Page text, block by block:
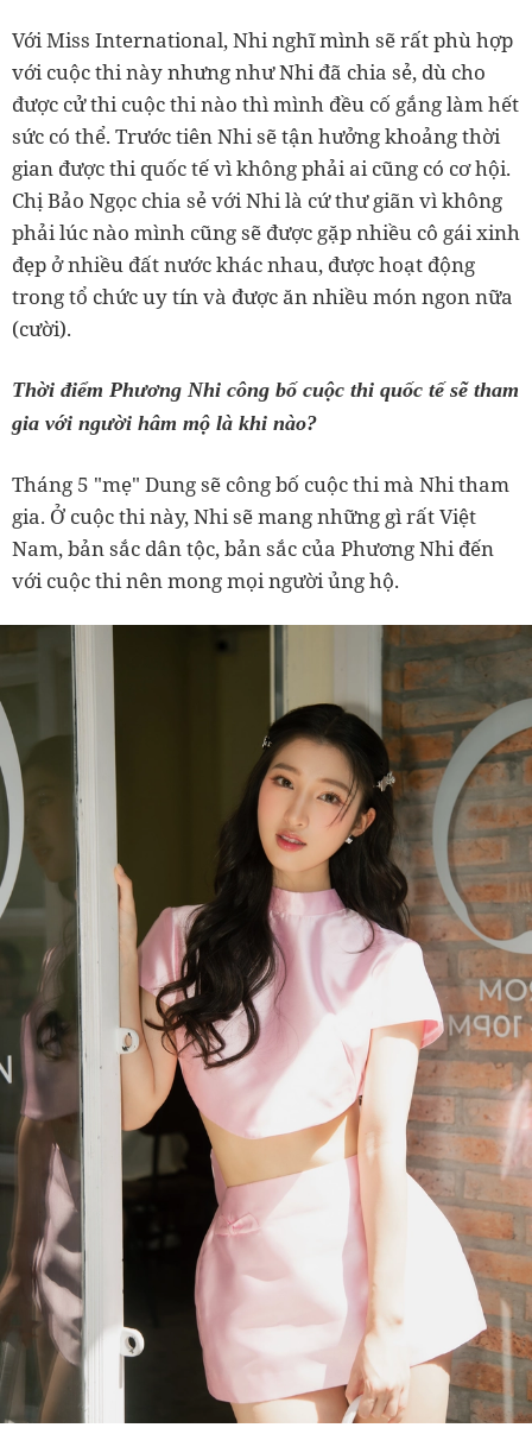
Với Miss International, Nhi nghĩ mình sẽ rất phù hợp
với cuộc thi này nhưng như Nhi đã chia sẻ, dù cho
được cử thi cuộc thi nào thì mình đều cố gắng làm hết
sức có thể. Trước tiên Nhi sẽ tận hưởng khoảng thời
gian được thi quốc tế vì không phải ai cũng có cơ hội.
Chị Bảo Ngọc chia sẻ với Nhi là cứ thư giãn vì không
phải lúc nào mình cũng sẽ được gặp nhiều cô gái xinh
đẹp ở nhiều đất nước khác nhau, được hoạt động
trong tổ chức uy tín và được ăn nhiều món ngon nữa
(cười).
Thời điểm Phương Nhi công bố cuộc thi quốc tế sẽ tham
gia với người hâm mộ là khi nào?
Tháng 5 "mẹ" Dung sẽ công bố cuộc thi mà Nhi tham
gia. Ở cuộc thi này, Nhi sẽ mang những gì rất Việt
Nam, bản sắc dân tộc, bản sắc của Phương Nhi đến
với cuộc thi nên mong mọi người ủng hộ.